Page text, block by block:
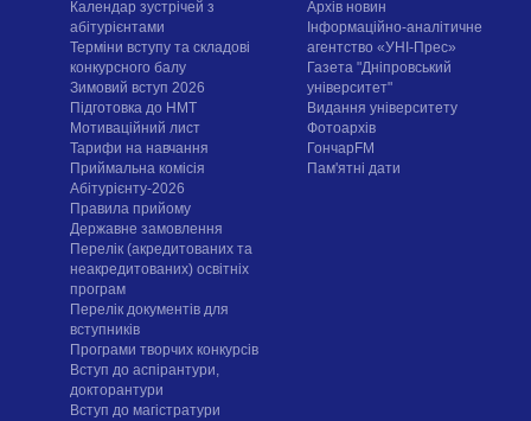
Календар зустрічей з
абітурієнтами
Терміни вступу та складові
конкурсного балу
Зимовий вступ 2026
Підготовка до НМТ
Мотиваційний лист
Тарифи на навчання
Приймальна комісія
Абітурієнту-2026
Правила прийому
Державне замовлення
Перелік (акредитованих та
неакредитованих) освітніх
програм
Перелік документів для
вступників
Програми творчих конкурсiв
Вступ до аспірантури,
докторантури
Вступ до магістратури
Архів новин
Інформаційно-аналітичне
агентство «УНІ-Прес»
Газета "Дніпровський
університет"
Видання університету
Фотоархів
ГончарFM
Пам'ятні дати